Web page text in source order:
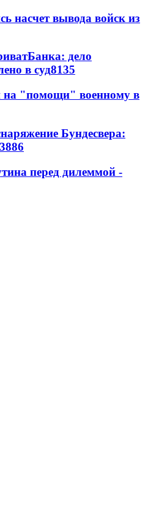
насчет вывода войск из
дело
в суд8135
"помощи" военному в
Бундесвера:
3886
перед дилеммой -